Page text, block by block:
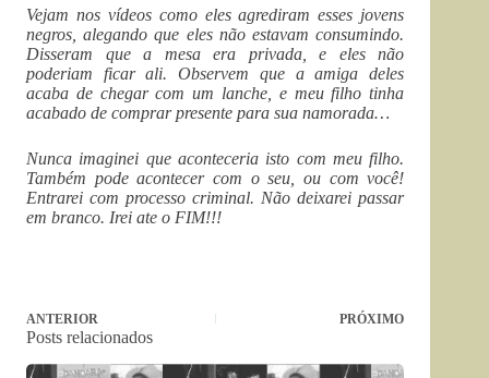
Vejam nos vídeos como eles agrediram esses jovens
negros, alegando que eles não estavam consumindo.
Disseram que a mesa era privada, e eles não
poderiam ficar ali. Observem que a amiga deles
acaba de chegar com um lanche, e meu filho tinha
acabado de comprar presente para sua namorada…
Nunca imaginei que aconteceria isto com meu filho.
Também pode acontecer com o seu, ou com você!
Entrarei com processo criminal. Não deixarei passar
em branco. Irei ate o FIM!!!
ANTERIOR PRÓXIMO
Posts relacionados